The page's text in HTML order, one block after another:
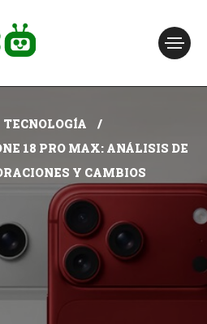
TECNOLOGÍA
18 PRO MAX: ANÁLISIS DE
Y CAMBIOS